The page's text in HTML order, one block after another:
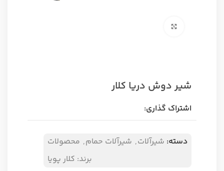
شیر دوش دریا کلار
اشتراک گذاری:
دسته: شیرآلات, شیرآلات حمام, محصولات
برند: کلار پویا